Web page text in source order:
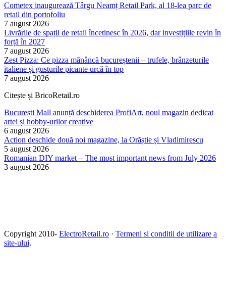
Cometex inaugurează Târgu Neamț Retail Park, al 18-lea parc de
retail din portofoliu
7 august 2026
Livrările de spații de retail încetinesc în 2026, dar investițiile revin în
forță în 2027
7 august 2026
Zest Pizza: Ce pizza mănâncă bucureștenii – trufele, brânzeturile
italiene și gusturile picante urcă în top
7 august 2026
Citește și BricoRetail.ro
București Mall anunță deschiderea ProfiArt, noul magazin dedicat
artei și hobby-urilor creative
6 august 2026
Action deschide două noi magazine, la Orăștie și Vladimirescu
5 august 2026
Romanian DIY market – The most important news from July 2026
3 august 2026
Copyright 2010- ElectroRetail.ro · Termeni si conditii de utilizare a
site-ului.